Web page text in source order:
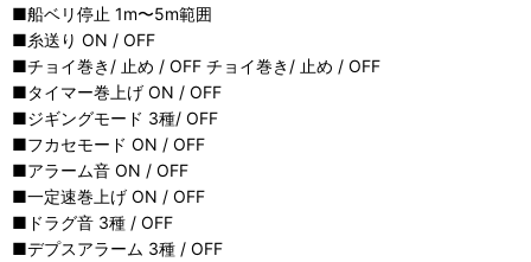
■船ベリ停止 1m〜5m範囲
■糸送り ON / OFF
■チョイ巻き/ 止め / OFF チョイ巻き/ 止め / OFF
■タイマー巻上げ ON / OFF
■ジギングモード 3種/ OFF
■フカセモード ON / OFF
■アラーム音 ON / OFF
■一定速巻上げ ON / OFF
■ドラグ音 3種 / OFF
■デプスアラーム 3種 / OFF